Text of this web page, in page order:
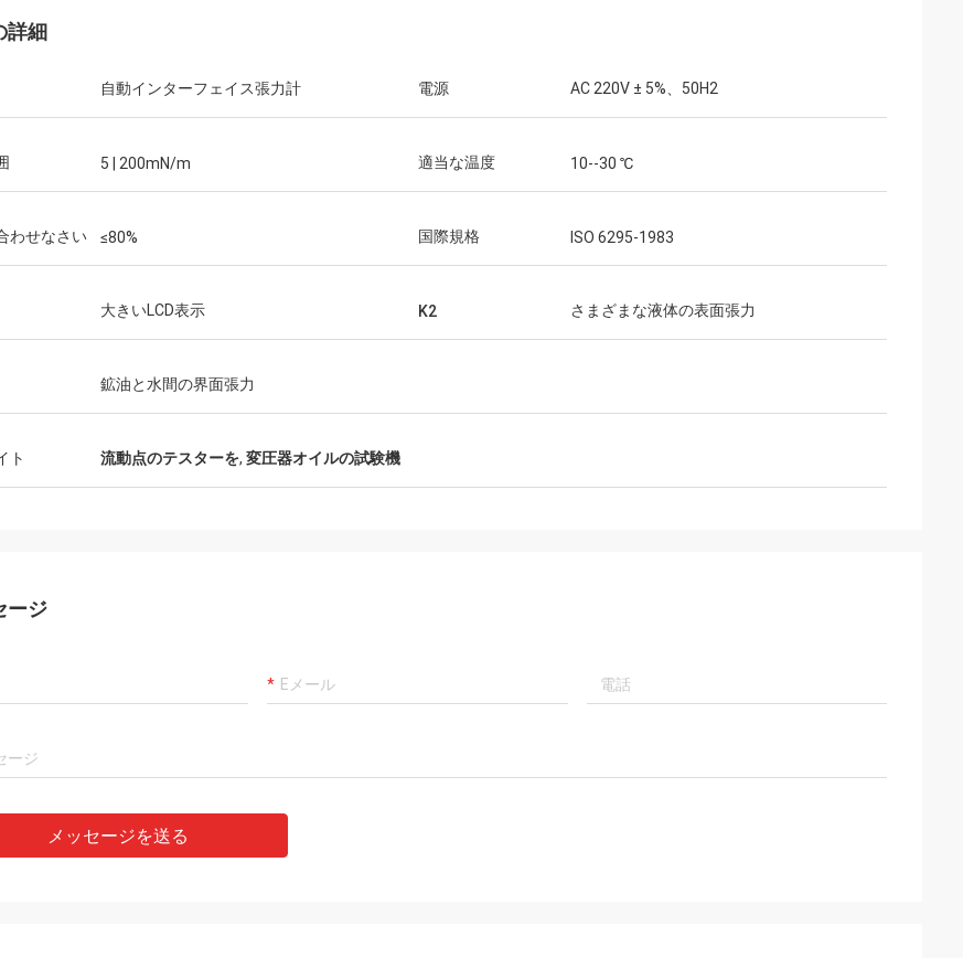
詳細
自動インターフェイス張力計 電源 AC 220V ± 5%、50H2
5 | 200mN/m 適当な温度 10--30 ℃
わせなさい ≤80% 国際規格 ISO 6295-1983
大きいLCD表示 K2 さまざまな液体の表面張力
鉱油と水間の界面張力
ト 流動点のテスターを, 変圧器オイルの試験機
ージ
メッセージを送る